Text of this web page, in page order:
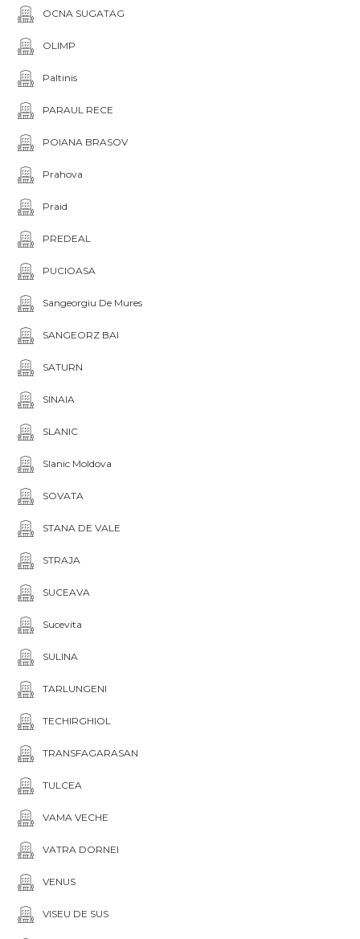
OCNA SUGATAG
OLIMP
Paltinis
PARAUL RECE
POIANA BRASOV
Prahova
Praid
PREDEAL
PUCIOASA
Sangeorgiu De Mures
SANGEORZ BAI
SATURN
SINAIA
SLANIC
Slanic Moldova
SOVATA
STANA DE VALE
STRAJA
SUCEAVA
Sucevita
SULINA
TARLUNGENI
TECHIRGHIOL
TRANSFAGARASAN
TULCEA
VAMA VECHE
VATRA DORNEI
VENUS
VISEU DE SUS